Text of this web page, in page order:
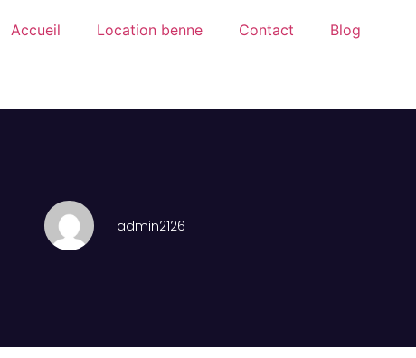
Accueil Location benne Contact Blog
admin2126